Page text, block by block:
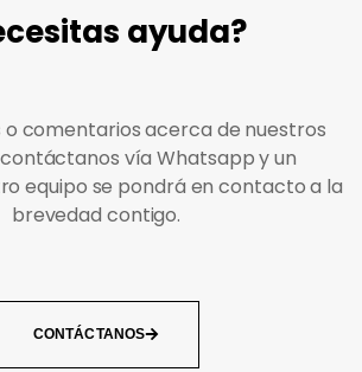
ayuda?
o comentarios acerca de nuestros
vía Whatsapp y un
equipo se pondrá en contacto a la
brevedad contigo.
CONTÁCTANOS